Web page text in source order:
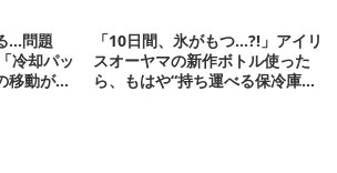
…問題
冷却パッ
移動がラ
「10日間、氷がもつ…?!」アイリ
スオーヤマの新作ボトル使った
ら、もはや“持ち運べる保冷庫